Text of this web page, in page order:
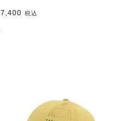
7,400 税込